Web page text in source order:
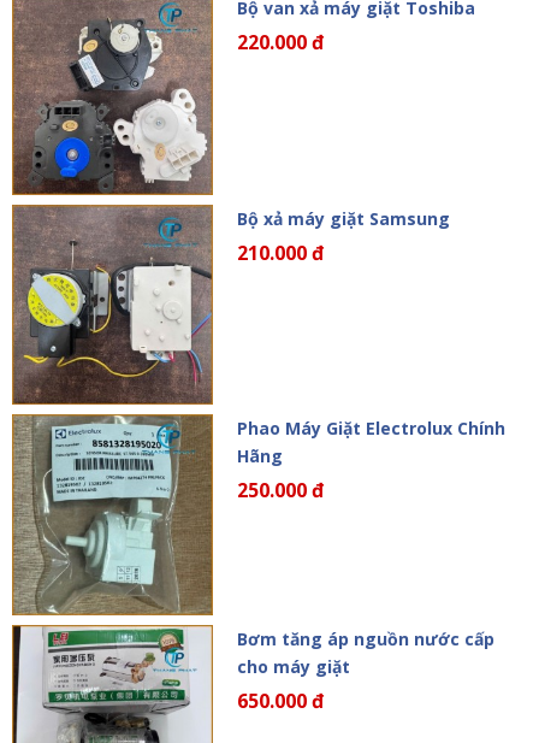
Bộ van xả máy giặt Toshiba
220.000 đ
Bộ xả máy giặt Samsung
210.000 đ
Phao Máy Giặt Electrolux Chính
Hãng
250.000 đ
Bơm tăng áp nguồn nước cấp
cho máy giặt
650.000 đ